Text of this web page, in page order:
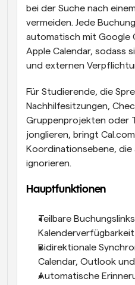
bei der Suche nach
vermeiden. Jede
automatisch mit Google
Apple Calendar, sodass
und externen
Für Studierende, die
Nachhilfesitzungen,
Gruppenprojekten oder
jonglieren, bringt
Koordinationsebene, die
ignorieren.
Hauptfunktionen
Teilbare
Bidirektionale
Calendar, Outlook
Automatische